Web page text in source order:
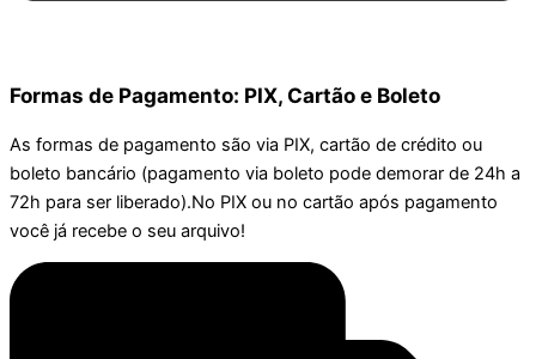
Formas de Pagamento: PIX, Cartão e Boleto
As formas de pagamento são via PIX, cartão de crédito ou
boleto bancário (pagamento via boleto pode demorar de 24h a
72h para ser liberado).No PIX ou no cartão após pagamento
você já recebe o seu arquivo!